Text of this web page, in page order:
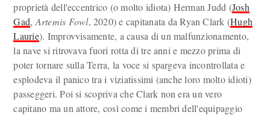
proprietà dell'eccentrico (o molto idiota) Herman Judd (Josh
Gad, Artemis Fowl, 2020) e capitanata da Ryan Clark (Hugh
Laurie). Improvvisamente, a causa di un malfunzionamento,
la nave si ritrovava fuori rotta di tre anni e mezzo prima di
poter tornare sulla Terra, la voce si spargeva incontrollata e
esplodeva il panico tra i viziatissimi (anche loro molto idioti)
passeggeri. Poi si scopriva che Clark non era un vero
capitano ma un attore, così come i membri dell'equipaggio